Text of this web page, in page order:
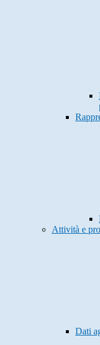
Attività e
Dati